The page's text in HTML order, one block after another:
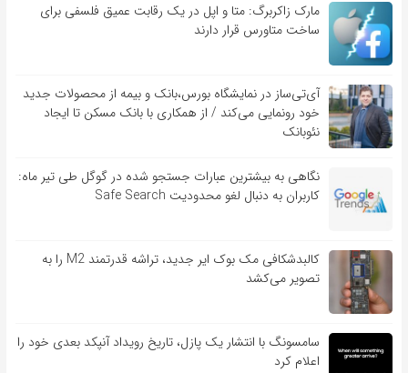
مارک زاکربرگ: متا و اپل در یک رقابت عمیق فلسفی برای
ساخت متاورس قرار دارند
آی‌تی‌ساز در نمایشگاه بورس،بانک و بیمه از محصولات جدید
خود رونمایی می‌کند / از همکاری با بانک مسکن تا ایجاد
نئوبانک
نگاهی به بیشترین عبارات جستجو شده در گوگل طی تیر ماه:
کاربران به دنبال لغو محدودیت Safe Search
کالبدشکافی مک بوک ایر جدید، تراشه قدرتمند M2 را به
تصویر می‌کشد
سامسونگ با انتشار یک پازل، تاریخ رویداد آنپکد بعدی خود را
اعلام کرد